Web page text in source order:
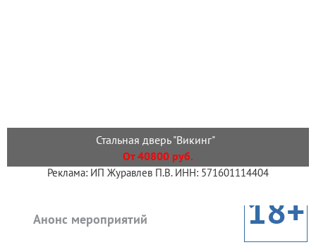
Стальная дверь "Викинг"
От 40800 руб.
Реклама: ИП Журавлев П.В. ИНН: 571601114404
Анонс мероприятий 18+